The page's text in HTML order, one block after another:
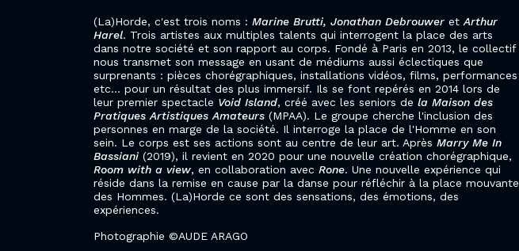
(La)Horde, c'est trois noms : Marine Brutti, Jonathan Debrouwer et Arthur
Harel. Trois artistes aux multiples talents qui interrogent la place des arts
dans notre société et son rapport au corps. Fondé à Paris en 2013, le collectif
nous transmet son message en usant de médiums aussi éclectiques que
surprenants : pièces chorégraphiques, installations vidéos, films, performances
etc... pour un résultat des plus immersif. Ils se font repérés en 2014 lors de
leur premier spectacle Void Island, créé avec les seniors de la Maison des
Pratiques Artistiques Amateurs (MPAA). Le groupe cherche l'inclusion des
personnes en marge de la société. Il interroge la place de l'Homme en son
sein. Le corps est ses actions sont au centre de leur art. Après Marry Me In
Bassiani (2019), il revient en 2020 pour une nouvelle création chorégraphique,
Room with a view, en collaboration avec Rone. Une nouvelle expérience qui
réside dans la remise en cause par la danse pour réfléchir à la place mouvante
des Hommes. (La)Horde ce sont des sensations, des émotions, des
expériences.
Photographie ©AUDE ARAGO